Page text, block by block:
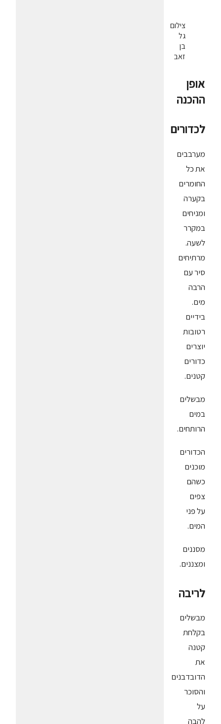
צילום
גל
בן
זאב
אופן
ההכנה
לכדורים
מערבבים
את כל
החומרים
בקערה
ומניחים
במקרר
לשעה.
מרתיחים
סיר עם
הרבה
מים.
בידיים
רטובות
יוצרים
כדורים
קטנים.
מבשלים
במים
הרותחים.
הכדורים
מוכנים
כשהם
צפים
על פני
המים.
מסננים
ומצננים.
לריבה
מבשלים
בקלחת
קטנה
את
הדובדבנים
והסוכר
על
להבה